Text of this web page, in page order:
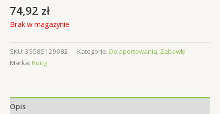
74,92 zł
Brak w magazynie
SKU: 35585129082 Kategorie: Do aportowania, Zabawki
Marka: Kong
Opis